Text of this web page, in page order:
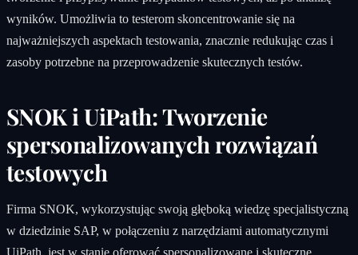
wyników. Umożliwia to testerom skoncentrowanie się na
najważniejszych aspektach testowania, znacznie redukując czas i
zasoby potrzebne na przeprowadzenie skutecznych testów.
SNOK i UiPath: Tworzenie
spersonalizowanych rozwiązań
testowych
Firma SNOK, wykorzystując swoją głęboką wiedzę specjalistyczną
w dziedzinie SAP, w połączeniu z narzędziami automatycznymi